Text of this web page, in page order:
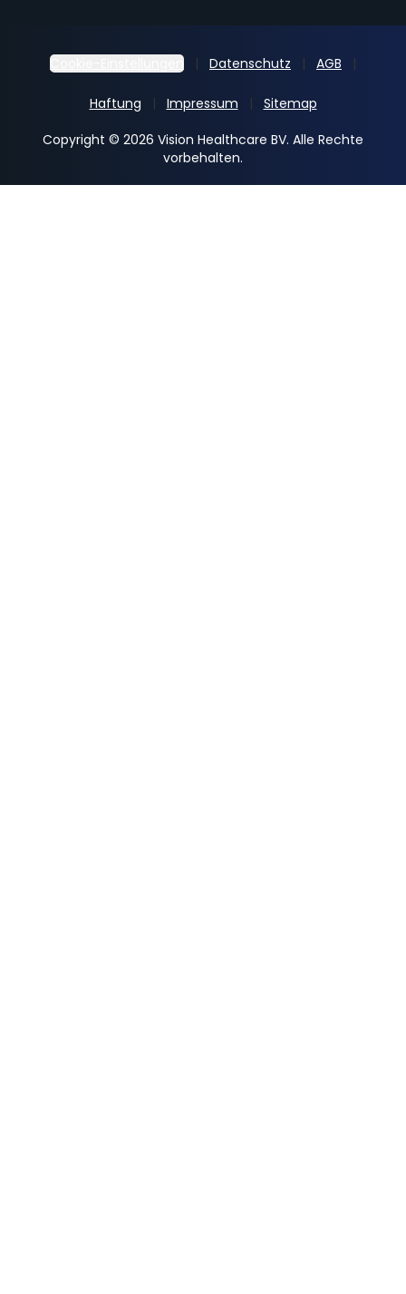
Cookie-Einstellungen Datenschutz AGB
Haftung Impressum
Sitemap
Copyright © 2026 Vision Healthcare BV. Alle Rechte
vorbehalten.